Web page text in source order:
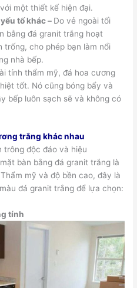
một thiết kế hiện đại.
tố khác – Do vẻ ngoài tối
bằng đá granit trắng hoạt
cho phép bạn làm nổi
nhà bếp.
tính thẩm mỹ, đá hoa cương
tốt. Nó cũng bóng bẩy và
bếp luôn sạch sẽ và không có
trắng khác nhau
trông độc đáo và hiệu
bàn bằng đá granit trắng là
mỹ và độ bền cao, đây là
đá granit trắng để lựa chọn:
tính